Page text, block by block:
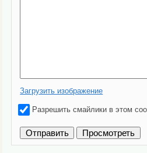
Загрузить изображение
Разрешить смайлики в этом